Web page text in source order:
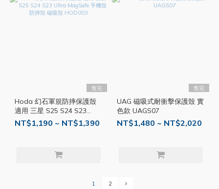
售完
Hoda 幻石軍規防摔保護殼
適用 三星 S25 S24 S23
Ultra MagSafe 手機殼 防摔
殼 磁吸殼 HOD003
NT$1,190 ~ NT$1,390
售完
UAG 磁吸式耐衝擊保護殼 實
色款 UAGS07
NT$1,480 ~ NT$2,020
1 2